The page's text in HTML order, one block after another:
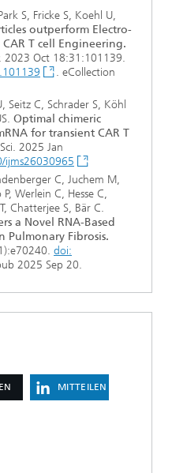
S, Fricke S, Koehl U,
outperform Electro­
T cell Engineering.
2023 Oct 18:31:101139.
. eCollection
Seitz C, Schrader S, Köhl
Optimal chimeric
for transient CAR T
2025 Jan
ijms26030965
C, Juchem M,
Werlein C, Hesse C,
Chatterjee S, Bär C.
a Novel RNA-Based
Pulmonary Fibrosis.
doi:
2025 Sep 20.
MITTEILEN